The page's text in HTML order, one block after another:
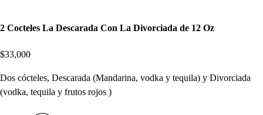
2 Cocteles La Descarada Con La Divorciada de 12 Oz
$33,000
Dos cócteles, Descarada (Mandarina, vodka y tequila) y Divorciada
(vodka, tequila y frutos rojos )